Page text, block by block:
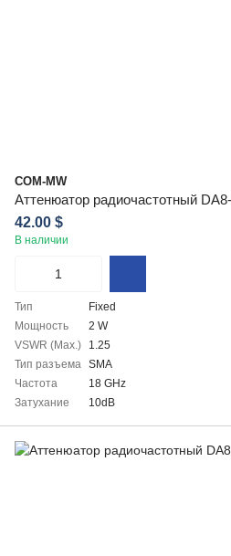
COM-MW
Аттенюатор радиочастотный
42.00 $
В наличии
Тип
Fixed
Мощность
2 W
VSWR (Max.)
1.25
Тип разъема
SMA
Частота
18 GHz
Затухание
10dB